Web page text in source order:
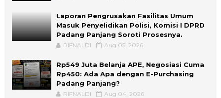
Laporan Pengrusakan Fasilitas Umum
Masuk Penyelidikan Polisi, Komisi I DPRD
Padang Panjang Soroti Prosesnya.
RIFNALDI Aug 05, 2026
Rp549 Juta Belanja APE, Negosiasi Cuma
Rp450: Ada Apa dengan E-Purchasing
Padang Panjang?
RIFNALDI Aug 04, 2026